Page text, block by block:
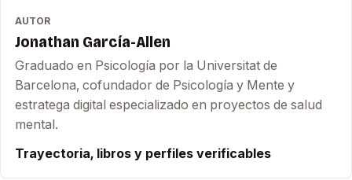
AUTOR
Jonathan García-Allen
Graduado en Psicología por la Universitat de
Barcelona, cofundador de Psicología y Mente y
estratega digital especializado en proyectos de salud
mental.
Trayectoria, libros y perfiles verificables